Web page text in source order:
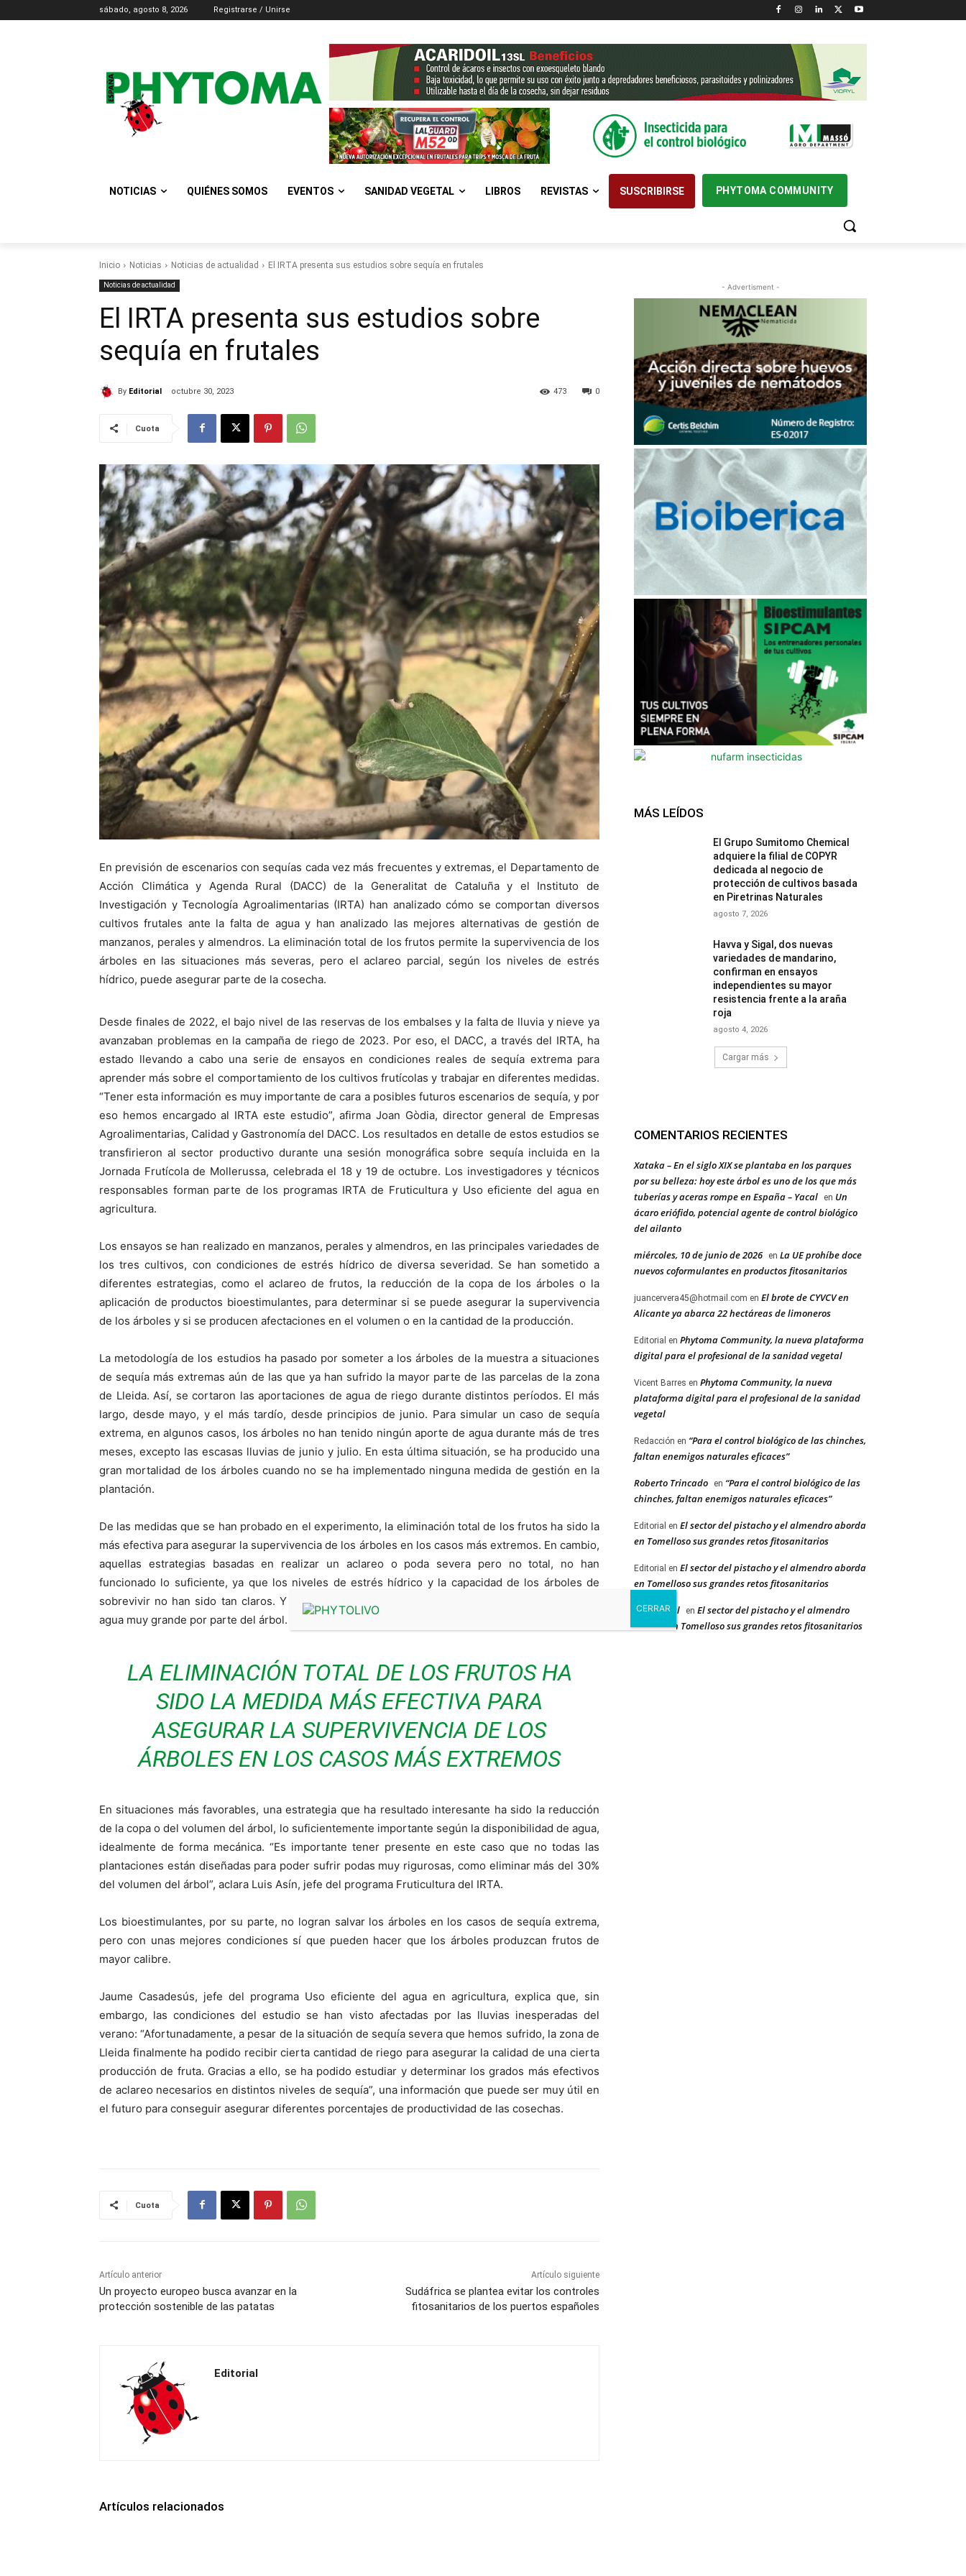
sábado, agosto 8, 2026 Registrarse / Unirse
NOTICIAS QUIÉNES SOMOS EVENTOS SANIDAD VEGETAL LIBROS REVISTAS SUSCRIBIRSE PHYTOMA COMMUNITY
Inicio Noticias Noticias de actualidad El IRTA presenta sus estudios sobre sequía en frutales
Noticias de actualidad
El IRTA presenta sus estudios sobre
sequía en frutales
By Editorial octubre 30, 2023 0
473
Cuota
En previsión de escenarios con sequías cada vez más frecuentes y extremas, el Departamento de
Acción Climática y Agenda Rural (DACC) de la Generalitat de Cataluña y el Instituto de
Investigación y Tecnología Agroalimentarias (IRTA) han analizado cómo se comportan diversos
cultivos frutales ante la falta de agua y han analizado las mejores alternativas de gestión de
manzanos, perales y almendros. La eliminación total de los frutos permite la supervivencia de los
árboles en las situaciones más severas, pero el aclareo parcial, según los niveles de estrés
hídrico, puede asegurar parte de la cosecha.
Desde finales de 2022, el bajo nivel de las reservas de los embalses y la falta de lluvia y nieve ya
avanzaban problemas en la campaña de riego de 2023. Por eso, el DACC, a través del IRTA, ha
estado llevando a cabo una serie de ensayos en condiciones reales de sequía extrema para
aprender más sobre el comportamiento de los cultivos frutícolas y trabajar en diferentes medidas.
“Tener esta información es muy importante de cara a posibles futuros escenarios de sequía, y por
eso hemos encargado al IRTA este estudio”, afirma Joan Gòdia, director general de Empresas
Agroalimentarias, Calidad y Gastronomía del DACC. Los resultados en detalle de estos estudios se
transfirieron al sector productivo durante una sesión monográfica sobre sequía incluida en la
Jornada Frutícola de Mollerussa, celebrada el 18 y 19 de octubre. Los investigadores y técnicos
responsables forman parte de los programas IRTA de Fruticultura y Uso eficiente del agua en
agricultura.
Los ensayos se han realizado en manzanos, perales y almendros, en las principales variedades de
los tres cultivos, con condiciones de estrés hídrico de diversa severidad. Se han sometido a
diferentes estrategias, como el aclareo de frutos, la reducción de la copa de los árboles o la
aplicación de productos bioestimulantes, para determinar si se puede asegurar la supervivencia
de los árboles y si se producen afectaciones en el volumen o en la cantidad de la producción.
La metodología de los estudios ha pasado por someter a los árboles de la muestra a situaciones
de sequía más extremas aún de las que ya han sufrido la mayor parte de las parcelas de la zona
de Lleida. Así, se cortaron las aportaciones de agua de riego durante distintos períodos. El más
largo, desde mayo, y el más tardío, desde principios de junio. Para simular un caso de sequía
extrema, en algunos casos, los árboles no han tenido ningún aporte de agua durante más de tres
meses, excepto las escasas lluvias de junio y julio. En esta última situación, se ha producido una
gran mortalidad de los árboles cuando no se ha implementado ninguna medida de gestión en la
plantación.
De las medidas que se han probado en el experimento, la eliminación total de los frutos ha sido la
más efectiva para asegurar la supervivencia de los árboles en los casos más extremos. En cambio,
aquellas estrategias basadas en realizar un aclareo o poda severa pero no total, no han
funcionado lo suficiente, ya que los niveles de estrés hídrico y la capacidad de los árboles de
sobrevivir no han sido tan claros. Y es que la producción de frutos requiere una necesidad de
agua muy grande por parte del árbol.
LA ELIMINACIÓN TOTAL DE LOS FRUTOS HA
SIDO LA MEDIDA MÁS EFECTIVA PARA
ASEGURAR LA SUPERVIVENCIA DE LOS
ÁRBOLES EN LOS CASOS MÁS EXTREMOS
En situaciones más favorables, una estrategia que ha resultado interesante ha sido la reducción
de la copa o del volumen del árbol, lo suficientemente importante según la disponibilidad de agua,
idealmente de forma mecánica. “Es importante tener presente en este caso que no todas las
plantaciones están diseñadas para poder sufrir podas muy rigurosas, como eliminar más del 30%
del volumen del árbol”, aclara Luis Asín, jefe del programa Fruticultura del IRTA.
Los bioestimulantes, por su parte, no logran salvar los árboles en los casos de sequía extrema,
pero con unas mejores condiciones sí que pueden hacer que los árboles produzcan frutos de
mayor calibre.
Jaume Casadesús, jefe del programa Uso eficiente del agua en agricultura, explica que, sin
embargo, las condiciones del estudio se han visto afectadas por las lluvias inesperadas del
verano: “Afortunadamente, a pesar de la situación de sequía severa que hemos sufrido, la zona de
Lleida finalmente ha podido recibir cierta cantidad de riego para asegurar la calidad de una cierta
producción de fruta. Gracias a ello, se ha podido estudiar y determinar los grados más efectivos
de aclareo necesarios en distintos niveles de sequía”, una información que puede ser muy útil en
el futuro para conseguir asegurar diferentes porcentajes de productividad de las cosechas.
Cuota
Artículo anterior
Un proyecto europeo busca avanzar en la
protección sostenible de las patatas
Artículo siguiente
Sudáfrica se plantea evitar los controles
fitosanitarios de los puertos españoles
Editorial
Artículos relacionados
- Advertisment -
MÁS LEÍDOS
El Grupo Sumitomo Chemical
adquiere la filial de COPYR
dedicada al negocio de
protección de cultivos basada
en Piretrinas Naturales
agosto 7, 2026
Havva y Sigal, dos nuevas
variedades de mandarino,
confirman en ensayos
independientes su mayor
resistencia frente a la araña
roja
agosto 4, 2026
Cargar más
COMENTARIOS RECIENTES
Xataka – En el siglo XIX se plantaba en los parques
por su belleza: hoy este árbol es uno de los que más
tuberías y aceras rompe en España – Yacal
en Un
ácaro eriófido, potencial agente de control biológico
del ailanto
miércoles, 10 de junio de 2026 en La UE prohíbe doce
nuevos coformulantes en productos fitosanitarios
juancervera45@hotmail.com en El brote de CYVCV en
Alicante ya abarca 22 hectáreas de limoneros
Editorial en Phytoma Community, la nueva plataforma
digital para el profesional de la sanidad vegetal
Vicent Barres en Phytoma Community, la nueva
plataforma digital para el profesional de la sanidad
vegetal
Redacción en “Para el control biológico de las chinches,
faltan enemigos naturales eficaces”
Roberto Trincado en “Para el control biológico de las
chinches, faltan enemigos naturales eficaces”
Editorial en El sector del pistacho y el almendro aborda
en Tomelloso sus grandes retos fitosanitarios
Editorial en El sector del pistacho y el almendro aborda
en Tomelloso sus grandes retos fitosanitarios
Ejay Dehal en El sector del pistacho y el almendro
aborda en Tomelloso sus grandes retos fitosanitarios